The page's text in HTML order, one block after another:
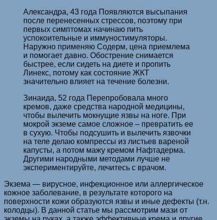
Александра, 43 года ­Появляются высыпания
после перенесенных стрессов, поэтому при
первых симптомах начинаю пить
успокоительные и иммуностимуляторы.
Наружно применяю Содерм, цена приемлема
и помогает давно. Обострение снимается
быстрее, если сидеть на диете и пропить
Линекс, потому как состояние ЖКТ
значительно влияет на течение болезни.
Зинаида, 52 года ­Перепробовала много
кремов, даже средства народной медицины,
чтобы вылечить мокнущие язвы на ноге. При
мокрой экземе самое сложное – превратить ее
в сухую. Чтобы подсушить и вылечить язвочки
на теле делаю компрессы из листьев вареной
капусты, а потом мажу кремом Нафтадерма.
Другими народными методами лучше не
экспериментируйте, лечитесь с врачом.
Экзема — вирусное, инфекционное или аллергическое
кожное заболевание, в результате которого на
поверхности кожи образуются язвы и иные дефекты (т.н.
колодцы). В данной статье мы рассмотрим мази от